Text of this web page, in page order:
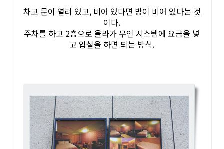
차고 문이 열려 있고, 비어 있다면 방이 비어 있다는 것
이다.
주차를 하고 2층으로 올라가 무인 시스템에 요금을 넣
고 입실을 하면 되는 방식.